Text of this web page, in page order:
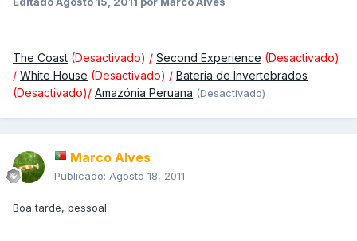
The Coast (Desactivado) / Second Experience (Desactivado)
/ White House (Desactivado) / Bateria de Invertebrados
(Desactivado)/ Amazónia Peruana (Desactivado)
Marco Alves
Publicado: Agosto 18, 2011
Boa tarde, pessoal.